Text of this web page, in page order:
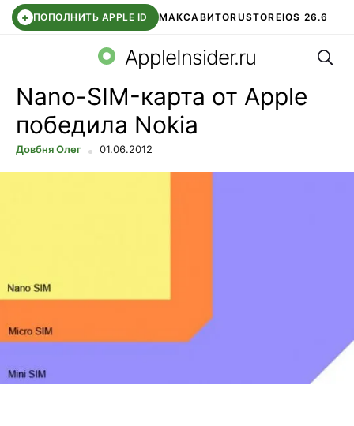
+ ПОПОЛНИТЬ APPLE ID МАКСАВИТОRUSTOREIOS 26.6
СБЕР КИДС ВТБ ОНЛАЙН ЧАТ В ROBLOX
AppleInsider.ru
Nano-SIM-карта от Apple
победила Nokia
Довбня Олег 01.06.2012